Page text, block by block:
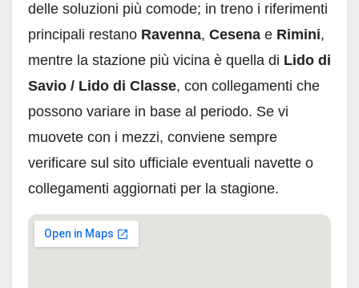
delle soluzioni più comode; in treno i riferimenti
principali restano Ravenna, Cesena e Rimini,
mentre la stazione più vicina è quella di Lido di
Savio / Lido di Classe, con collegamenti che
possono variare in base al periodo. Se vi
muovete con i mezzi, conviene sempre
verificare sul sito ufficiale eventuali navette o
collegamenti aggiornati per la stagione.